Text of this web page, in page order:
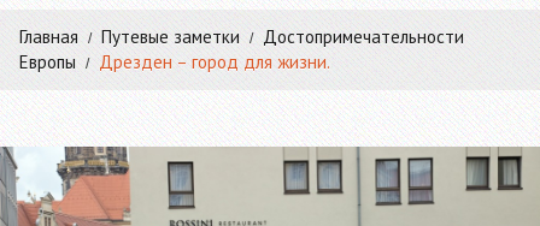
Главная Путевые заметки
Достопримечательности
Европы
Дрезден – город для жизни.